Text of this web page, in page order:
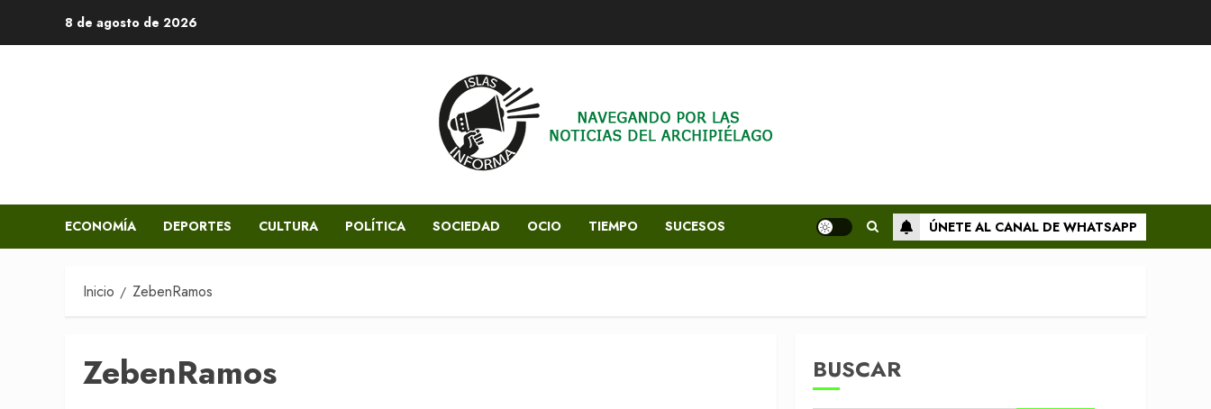
8 de agosto de 2026
ECONOMÍA DEPORTES CULTURA POLÍTICA SOCIEDAD OCIO TIEMPO SUCESOS ÚNETE AL CANAL DE WHATSAPP
Inicio ZebenRamos
ZebenRamos BUSCAR